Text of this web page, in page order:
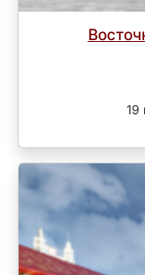
19